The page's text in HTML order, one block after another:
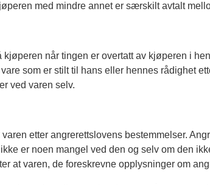
med mindre annet er særskilt avtalt
kjøperen når tingen er overtatt av kjøperen i
som er stilt til hans eller hennes rådighet
ved varen selv.
etter angrerettslovens bestemmelser.
er noen mangel ved den og selv om den
at varen, de foreskrevne opplysninger om